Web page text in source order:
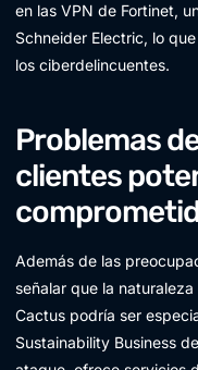
en las VPN de Fortinet,
Schneider Electric, lo
los ciberdelincuentes.
Problemas
clientes
Además de las
señalar que la
Cactus podría ser
Sustainability Business